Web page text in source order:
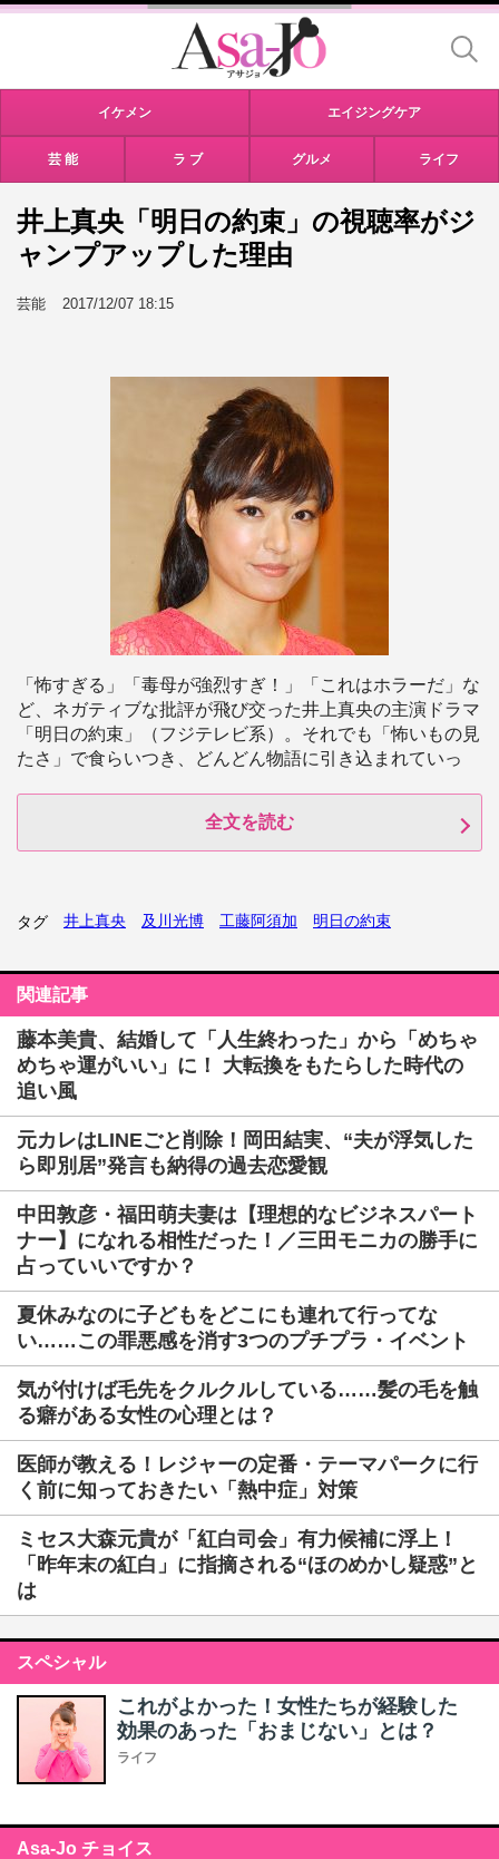
イケメン エイジングケア
芸 能 ラ ブ グルメ ライフ
井上真央「明日の約束」の視聴率がジ
ャンプアップした理由
芸能 2017/12/07 18:15
「怖すぎる」「毒母が強烈すぎ！」「これはホラーだ」な
ど、ネガティブな批評が飛び交った井上真央の主演ドラマ
「明日の約束」（フジテレビ系）。それでも「怖いもの見
たさ」で食らいつき、どんどん物語に引き込まれていっ
全文を読む
タグ 井上真央 及川光博 工藤阿須加 明日の約束
関連記事
藤本美貴、結婚して「人生終わった」から「めちゃ
めちゃ運がいい」に！ 大転換をもたらした時代の
追い風
元カレはLINEごと削除！岡田結実、“夫が浮気した
ら即別居”発言も納得の過去恋愛観
中田敦彦・福田萌夫妻は【理想的なビジネスパート
ナー】になれる相性だった！／三田モニカの勝手に
占っていいですか？
夏休みなのに子どもをどこにも連れて行ってな
い……この罪悪感を消す3つのプチプラ・イベント
気が付けば毛先をクルクルしている……髪の毛を触
る癖がある女性の心理とは？
医師が教える！レジャーの定番・テーマパークに行
く前に知っておきたい「熱中症」対策
ミセス大森元貴が「紅白司会」有力候補に浮上！
「昨年末の紅白」に指摘される“ほのめかし疑惑”と
は
スペシャル
これがよかった！女性たちが経験した
効果のあった「おまじない」とは？
ライフ
Asa-Jo チョイス